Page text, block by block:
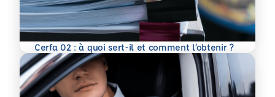
Cerfa 02 : à quoi sert-il et comment l’obtenir ?
En savoir plus